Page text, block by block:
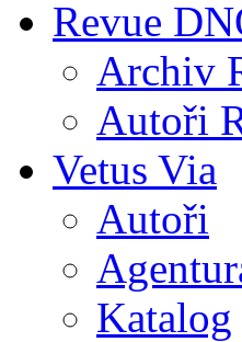
Revue
Archiv
Autoři
Vetus Via
Autoři
Katalog